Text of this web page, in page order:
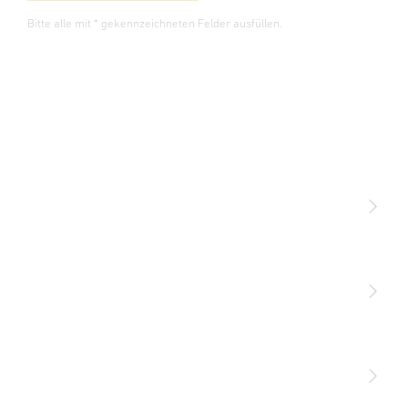
Bitte alle mit * gekennzeichneten Felder ausfüllen.